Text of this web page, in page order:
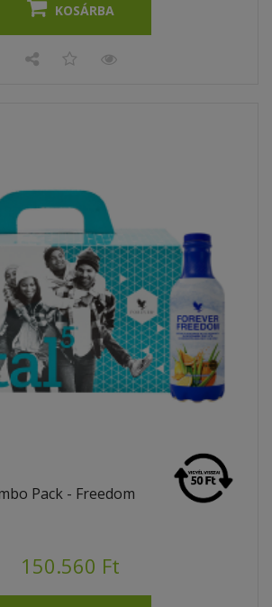
KOSÁRBA
Pack - Freedom
150.560 Ft